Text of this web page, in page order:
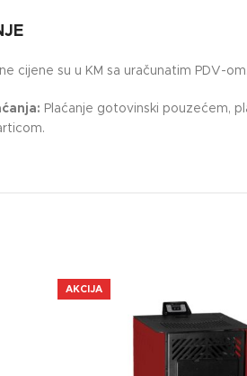
cijene su u KM sa uračunatim PDV-om.
Plaćanje gotovinski pouzećem,
AKCIJA